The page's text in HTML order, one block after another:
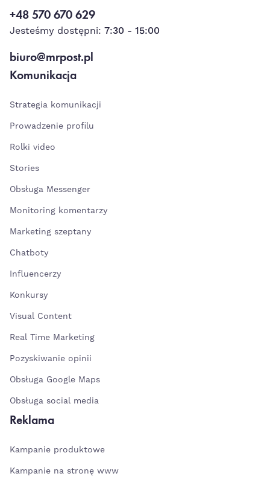
+48 570 670 629
Jesteśmy dostępni: 7:30 - 15:00
biuro@mrpost.pl
Komunikacja
Strategia komunikacji
Prowadzenie profilu
Rolki video
Stories
Obsługa Messenger
Monitoring komentarzy
Marketing szeptany
Chatboty
Influencerzy
Konkursy
Visual Content
Real Time Marketing
Pozyskiwanie opinii
Obsługa Google Maps
Obsługa social media
Reklama
Kampanie produktowe
Kampanie na stronę www